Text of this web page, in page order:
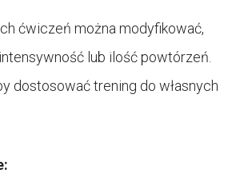
ćwiczeń można modyfikować,
lub ilość powtórzeń.
dostosować trening do własnych